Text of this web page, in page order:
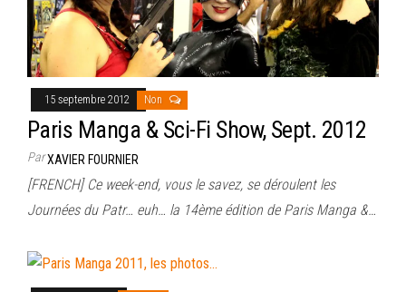
15 septembre 2012 Non
Paris Manga & Sci-Fi Show, Sept. 2012
ParXAVIER FOURNIER
[FRENCH] Ce week-end, vous le savez, se déroulent les
Journées du Patr… euh… la 14ème édition de Paris Manga &…